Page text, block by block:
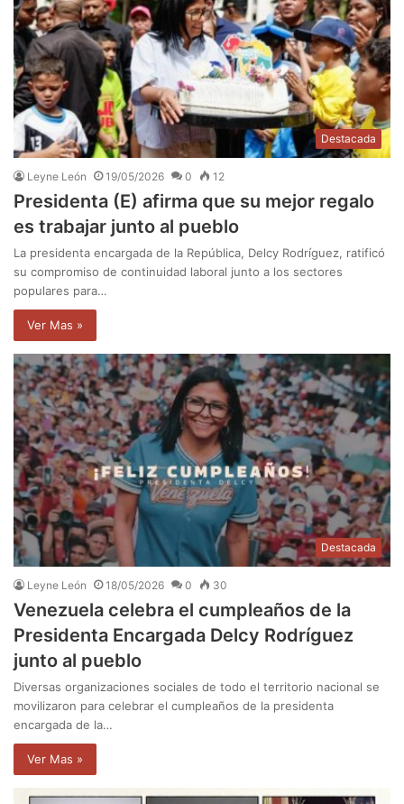
Destacada
Leyne León 19/05/2026 0 12
Presidenta (E) afirma que su mejor regalo
es trabajar junto al pueblo
La presidenta encargada de la República, Delcy Rodríguez, ratificó
su compromiso de continuidad laboral junto a los sectores
populares para…
Ver Mas »
Destacada
Leyne León 18/05/2026 0 30
Venezuela celebra el cumpleaños de la
Presidenta Encargada Delcy Rodríguez
junto al pueblo
Diversas organizaciones sociales de todo el territorio nacional se
movilizaron para celebrar el cumpleaños de la presidenta
encargada de la…
Ver Mas »